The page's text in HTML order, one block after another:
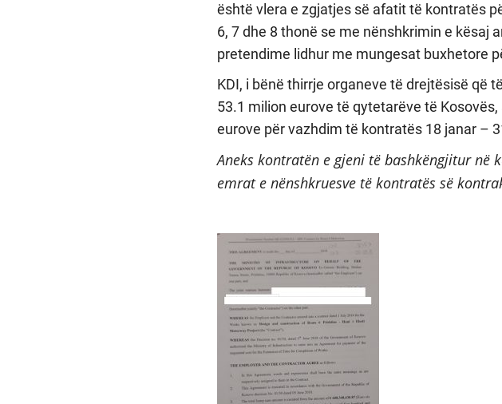
është vlera e zgjatjes së afatit të kontratës
6, 7 dhe 8 thonë se me nënshkrimin e kësaj
pretendime lidhur me mungesat buxhetore
KDI, i bënë thirrje organeve të drejtësisë që
53.1 milion eurove të qytetarëve të
eurove për vazhdim të kontratës 18 janar –
Aneks kontratën e gjeni të bashkëngjitur në
emrat e nënshkruesve të kontratës së